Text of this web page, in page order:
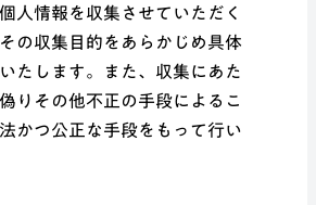
人情報を収集させていただく
の収集目的をあらかじめ具体
たします。また、収集にあた
りその他不正の手段によるこ
かつ公正な手段をもって行い